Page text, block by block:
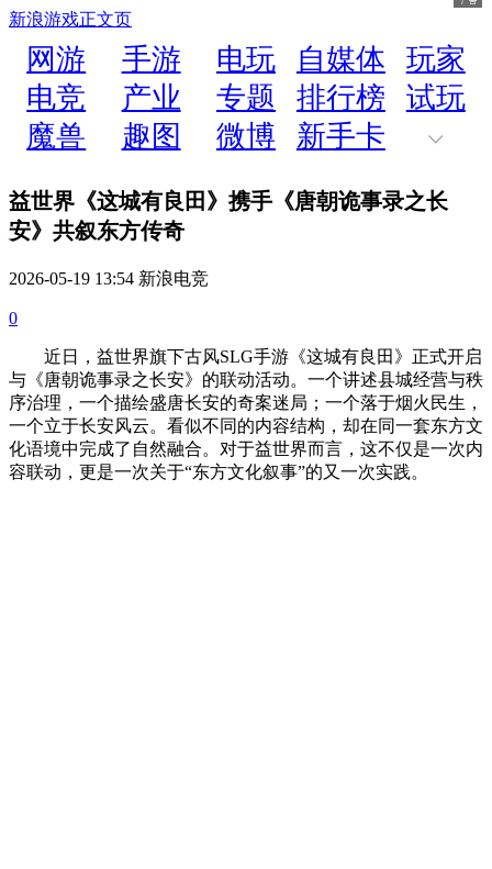
新浪游戏正文页
网游 手游 电玩 自媒体
玩家
电竞
产业 专题 排行榜
试玩
魔兽
趣图 微博 新手卡
益世界《这城有良田》携手《唐朝诡事录之长
安》共叙东方传奇
2026-05-19 13:54 新浪电竞
0
近日，益世界旗下古风SLG手游《这城有良田》正式开启
与《唐朝诡事录之长安》的联动活动。一个讲述县城经营与秩
序治理，一个描绘盛唐长安的奇案迷局；一个落于烟火民生，
一个立于长安风云。看似不同的内容结构，却在同一套东方文
化语境中完成了自然融合。对于益世界而言，这不仅是一次内
容联动，更是一次关于“东方文化叙事”的又一次实践。